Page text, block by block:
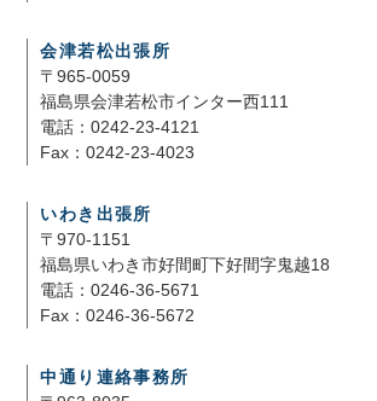
会津若松出張所
〒965-0059
福島県会津若松市インター西111
電話：0242-23-4121
Fax：0242-23-4023
いわき出張所
〒970-1151
福島県いわき市好間町下好間字鬼越18
電話：0246-36-5671
Fax：0246-36-5672
中通り連絡事務所